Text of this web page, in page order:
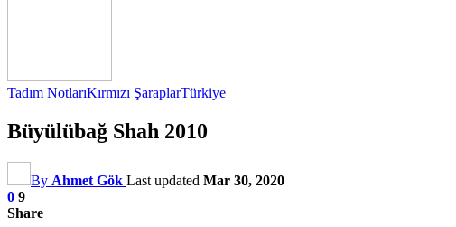
Tadım NotlarıKırmızı ŞaraplarTürkiye
Büyülübağ Shah 2010
By Ahmet Gök Last updated Mar 30, 2020
0 9
Share